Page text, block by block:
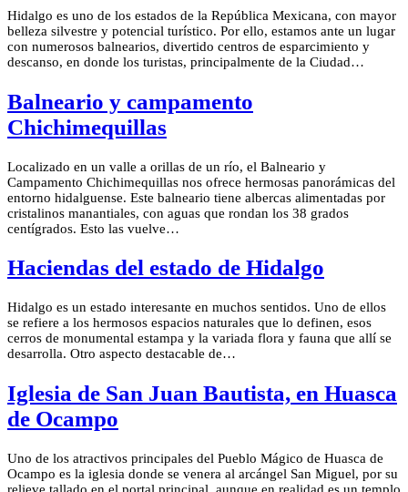
Hidalgo es uno de los estados de la República Mexicana, con mayor
belleza silvestre y potencial turístico. Por ello, estamos ante un lugar
con numerosos balnearios, divertido centros de esparcimiento y
descanso, en donde los turistas, principalmente de la Ciudad…
Balneario y campamento
Chichimequillas
Localizado en un valle a orillas de un río, el Balneario y
Campamento Chichimequillas nos ofrece hermosas panorámicas del
entorno hidalguense. Este balneario tiene albercas alimentadas por
cristalinos manantiales, con aguas que rondan los 38 grados
centígrados. Esto las vuelve…
Haciendas del estado de Hidalgo
Hidalgo es un estado interesante en muchos sentidos. Uno de ellos
se refiere a los hermosos espacios naturales que lo definen, esos
cerros de monumental estampa y la variada flora y fauna que allí se
desarrolla. Otro aspecto destacable de…
Iglesia de San Juan Bautista, en Huasca
de Ocampo
Uno de los atractivos principales del Pueblo Mágico de Huasca de
Ocampo es la iglesia donde se venera al arcángel San Miguel, por su
relieve tallado en el portal principal, aunque en realidad es un templo